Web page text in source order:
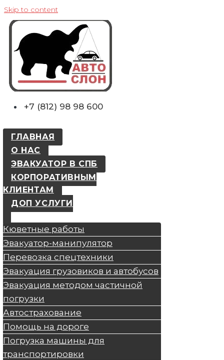
Skip to content
+7 (812) 98 98 600
ГЛАВНАЯ
О НАС
ЭВАКУАТОР В СПБ
КОРПОРАТИВНЫМ
КЛИЕНТАМ
ДОП УСЛУГИ
Кюветные работы
Эвакуатор-манипулятор
Перевозка спецтехники
Эвакуация грузовиков и автобусов
Эвакуация методом частичной
погрузки
Автострахование
Помощь на дороге
Погрузка машины для
транспортировки